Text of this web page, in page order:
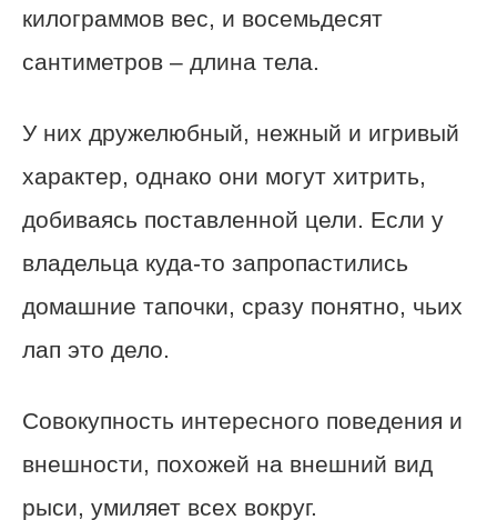
килограммов вес, и восемьдесят
сантиметров – длина тела.
У них дружелюбный, нежный и игривый
характер, однако они могут хитрить,
добиваясь поставленной цели. Если у
владельца куда-то запропастились
домашние тапочки, сразу понятно, чьих
лап это дело.
Совокупность интересного поведения и
внешности, похожей на внешний вид
рыси, умиляет всех вокруг.